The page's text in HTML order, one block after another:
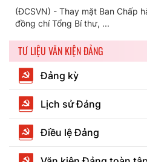
(ĐCSVN) - Thay mặt Ban Chấp
đồng chí Tổng Bí thư, ...
TƯ LIỆU VĂN KIỆN ĐẢNG
Đảng kỳ
Lịch sử Đảng
Điều lệ Đảng